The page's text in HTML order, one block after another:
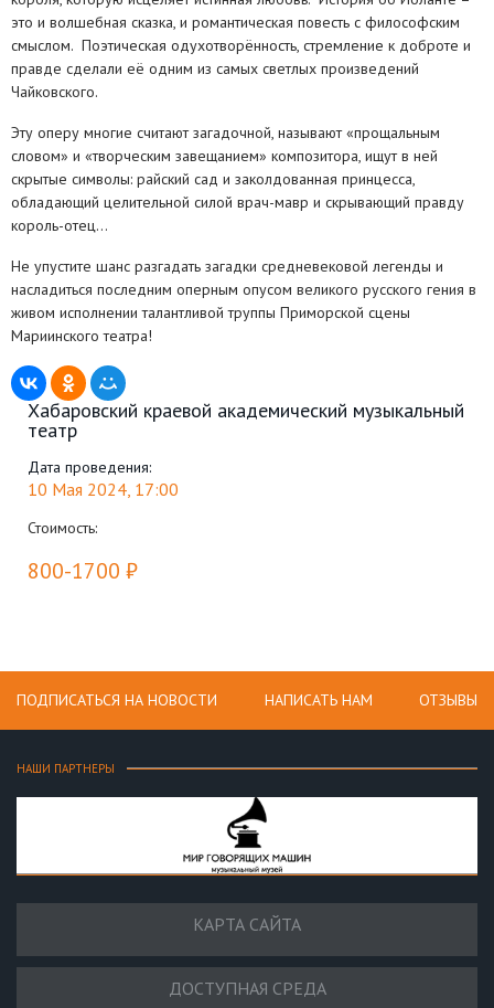
это и волшебная сказка, и романтическая повесть с философским
смыслом. Поэтическая одухотворённость, стремление к доброте и
правде сделали её одним из самых светлых произведений
Чайковского.
Эту оперу многие считают загадочной, называют «прощальным
словом» и «творческим завещанием» композитора, ищут в ней
скрытые символы: райский сад и заколдованная принцесса,
обладающий целительной силой врач-мавр и скрывающий правду
король-отец…
Не упустите шанс разгадать загадки средневековой легенды и
насладиться последним оперным опусом великого русского гения в
живом исполнении талантливой труппы Приморской сцены
Мариинского театра!
Хабаровский краевой академический музыкальный
театр
Дата проведения:
10 Мая 2024, 17:00
Стоимость:
800-1700 ₽
ПОДПИСАТЬСЯ НА НОВОСТИ НАПИСАТЬ НАМ ОТЗЫВЫ
НАШИ ПАРТНЕРЫ
КАРТА САЙТА
ДОСТУПНАЯ СРЕДА